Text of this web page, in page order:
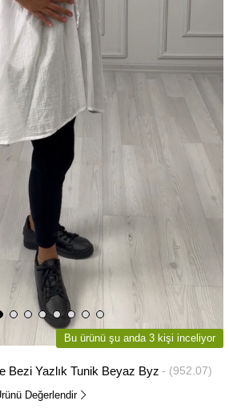
Bu ürünü şu anda 3 kişi inceliyor
Bezi Yazlık Tunik Beyaz Byz (952.07)
Değerlendir